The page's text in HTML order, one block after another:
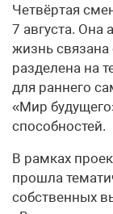
Четвёртая
7 августа. Она
жизнь
разделена на
для раннего
«Мир
способностей.
В рамках
прошла
собственных